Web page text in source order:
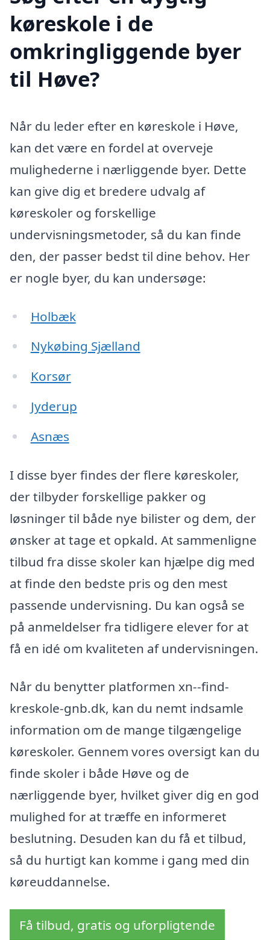
køreskole i de
omkringliggende byer
til Høve?
Når du leder efter en køreskole i Høve,
kan det være en fordel at overveje
mulighederne i nærliggende byer. Dette
kan give dig et bredere udvalg af
køreskoler og forskellige
undervisningsmetoder, så du kan finde
den, der passer bedst til dine behov. Her
er nogle byer, du kan undersøge:
Holbæk
Nykøbing Sjælland
Korsør
Jyderup
Asnæs
I disse byer findes der flere køreskoler,
der tilbyder forskellige pakker og
løsninger til både nye bilister og dem, der
ønsker at tage et opkald. At sammenligne
tilbud fra disse skoler kan hjælpe dig med
at finde den bedste pris og den mest
passende undervisning. Du kan også se
på anmeldelser fra tidligere elever for at
få en idé om kvaliteten af undervisningen.
Når du benytter platformen xn--find-
kreskole-gnb.dk, kan du nemt indsamle
information om de mange tilgængelige
køreskoler. Gennem vores oversigt kan du
finde skoler i både Høve og de
nærliggende byer, hvilket giver dig en god
mulighed for at træffe en informeret
beslutning. Desuden kan du få et tilbud,
så du hurtigt kan komme i gang med din
køreuddannelse.
Få tilbud, gratis og uforpligtende